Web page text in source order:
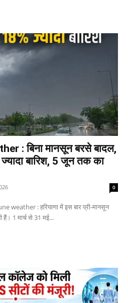
: बिना मानसून बरसे बादल,
बारिश, 5 जून तक का
0
weather : हरियाणा में इस बार प्री-मानसून
हैं। 1 मार्च से 31 मई...